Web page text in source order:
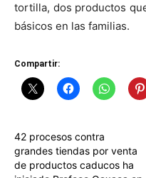
tortilla, dos productos
básicos en las familias.
Compartir:
42 procesos contra
grandes tiendas por venta
de productos caducos ha